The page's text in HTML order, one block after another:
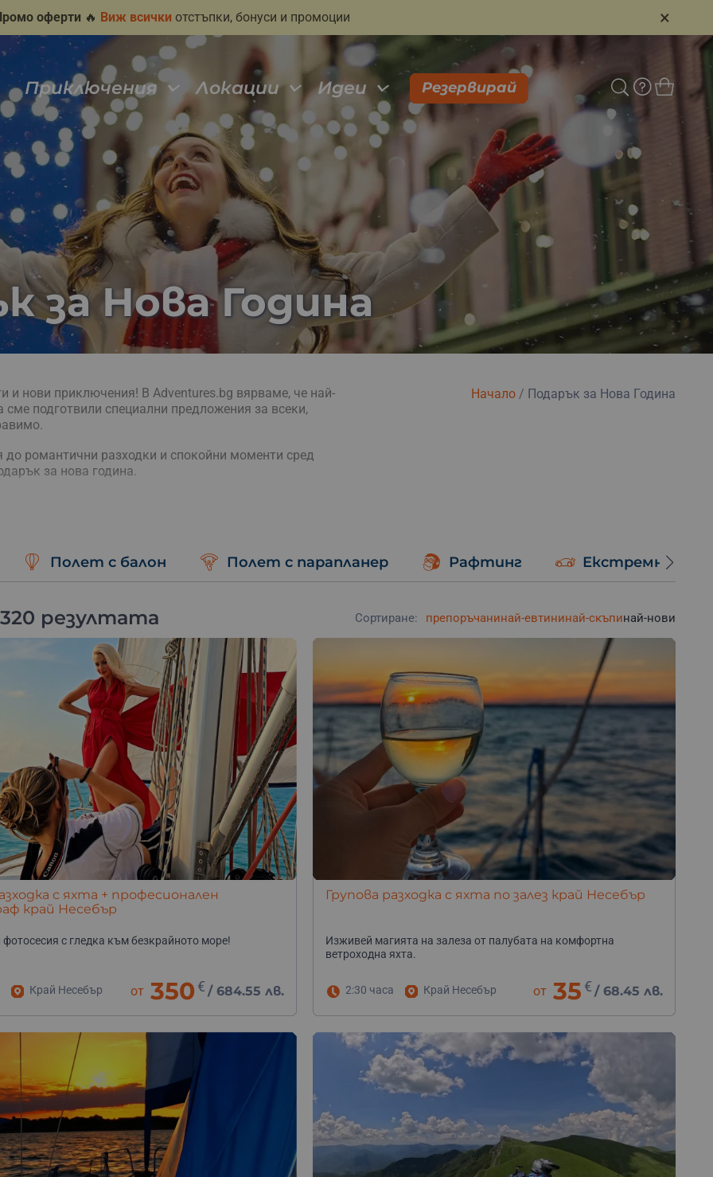
оферти 🔥 Виж всички отстъпки, бонуси и промоции ×
Приключения Локации Идеи Резервирай
за Нова Година
и нови приключения! В Adventures.bg вярваме, че най-
подготвили специални предложения за всеки,
романтични разходки и спокойни моменти сред
за нова година.
със специално послание или поздрав.
за доставка директно до адрес или електронна
предлагани услуги.
Начало/ Подарък за Нова Година
Полет с балон Полет с парапланер Рафтинг Екстремно
резултата Сортиране: препоръчанинай-евтининай-скъпинай-нови
с яхта + професионален
край Несебър
с гледка към безкрайното море!
Край Несебър от 350 € /684.55 лв.
Групова разходка с яхта по залез край Несебър
Изживей магията на залеза от палубата на комфортна
ветроходна яхта.
2:30 часа Край Несебър от 35 € / 68.45 лв.